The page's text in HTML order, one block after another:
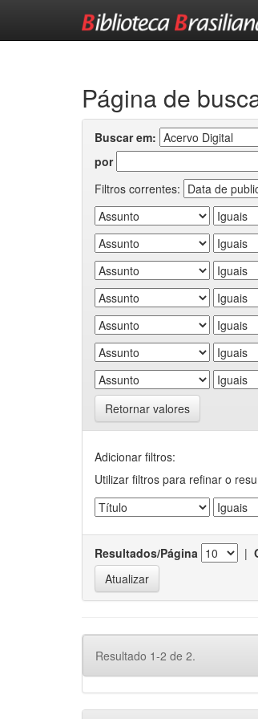
Página de
Buscar em:
por
Filtros correntes:
Retornar valores
Adicionar filtros:
Utilizar filtros para refinar o
Resultados/Página |
Resultado 1-2 de 2.